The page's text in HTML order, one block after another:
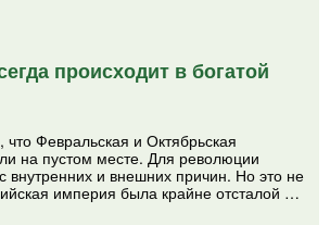
происходит в богатой
Февральская и Октябрьская
на пустом месте. Для революции
внутренних и внешних причин. Но это не
империя была крайне отсталой …